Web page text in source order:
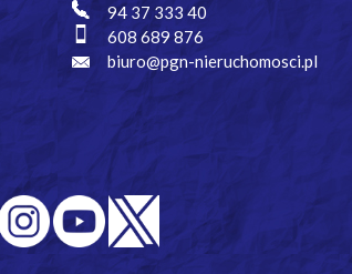
94 37 333 40
608 689 876
biuro@pgn-nieruchomosci.pl